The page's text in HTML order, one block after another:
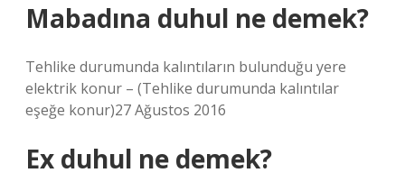
Mabadına duhul ne demek?
Tehlike durumunda kalıntıların bulunduğu yere
elektrik konur – (Tehlike durumunda kalıntılar
eşeğe konur)27 Ağustos 2016
Ex duhul ne demek?